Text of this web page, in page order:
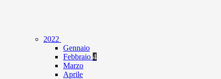
2022
Gennaio
Febbraio 4
Marzo
Aprile